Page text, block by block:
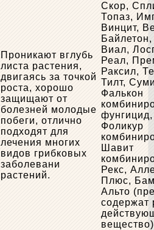
Проникают вглубь
листа растения,
двигаясь за точкой
роста, хорошо
защищают от
болезней молодые
побеги, отлично
подходят для
лечения многих
видов грибковых
заболевани
растений.
Скор,
Топаз,
Винцит,
Байлетон,
Виал,
Реал,
Раксил,
Тилт,
Фалькон
фунгицид,
Фоликур
Шавит
Рекс,
Плюс,
Альто
содержат